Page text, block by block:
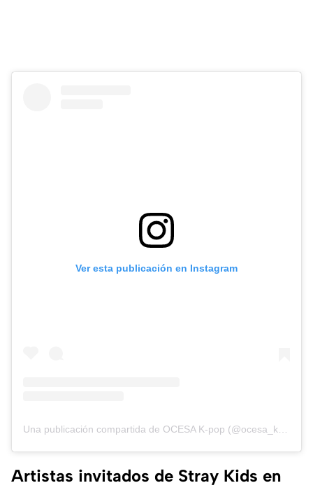
Ver esta publicación en Instagram
Una publicación compartida de OCESA K-pop (@ocesa_kpop)
Artistas invitados de Stray Kids en